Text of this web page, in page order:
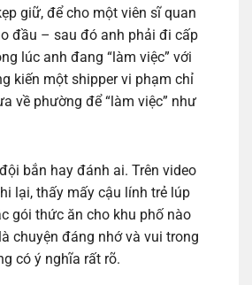
giữ, để cho một viên sĩ quan
đầu – sau đó anh phải đi cấp
lúc anh đang “làm việc” với
kiến một shipper vi phạm chỉ
về phường để “làm việc” như
bắn hay đánh ai. Trên video
lại, thấy mấy cậu lính trẻ lúp
gói thức ăn cho khu phố nào
chuyện đáng nhớ và vui trong
có ý nghĩa rất rõ.